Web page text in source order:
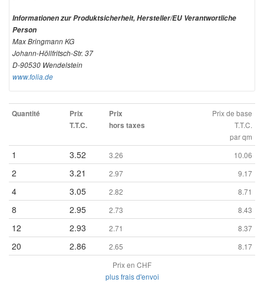
Informationen zur Produktsicherheit, Hersteller/EU Verantwortliche
Person
Max Bringmann KG
Johann-Höllfritsch-Str. 37
D-90530 Wendelstein
www.folia.de
Quantité
Prix
T.T.C.
Prix
hors taxes
Prix de base
T.T.C.
par qm
1 3.52 3.26 10.06
2 3.21 2.97 9.17
4 3.05 2.82 8.71
8 2.95 2.73 8.43
12 2.93 2.71 8.37
20 2.86 2.65
8.17
Prix en CHF
plus frais d'envoi